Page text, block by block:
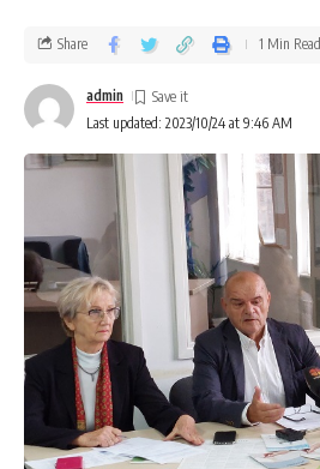
Last updated: 2023/10/24 at 9:46 AM
admin
Share 1 Min Read